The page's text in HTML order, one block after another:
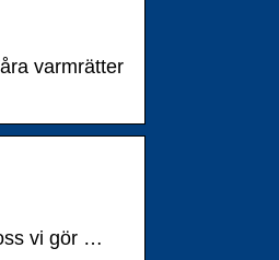
varmrätter
vi gör …